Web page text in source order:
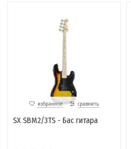
избранное сравнить
SX SBM2/3TS - Бас гитара